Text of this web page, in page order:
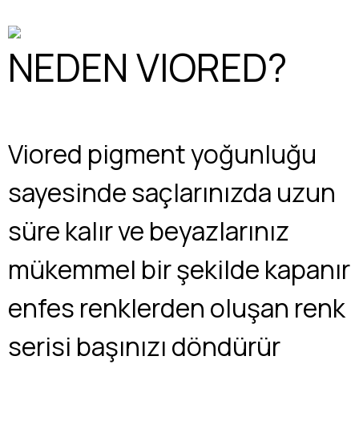
NEDEN VIORED?
Viored pigment yoğunluğu
sayesinde saçlarınızda uzun
süre kalır ve beyazlarınız
mükemmel bir şekilde kapanır
enfes renklerden oluşan renk
serisi başınızı döndürür